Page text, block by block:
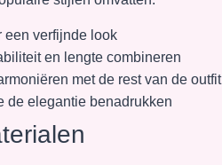
een verfijnde look
en lengte combineren
met de rest van de outfit
de elegantie benadrukken